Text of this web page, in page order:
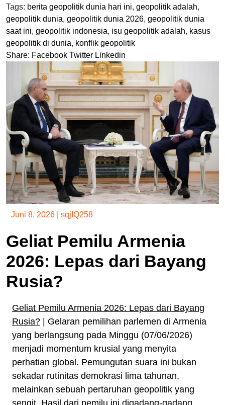
Tags: berita geopolitik dunia hari ini, geopolitik adalah,
geopolitik dunia, geopolitik dunia 2026, geopolitik dunia
saat ini, geopolitik indonesia, isu geopolitik adalah, kasus
geopolitik di dunia, konflik geopolitik
Share: Facebook Twitter Linkedin
Juni 8, 2026 sqjIQ258
Geliat Pemilu Armenia
2026: Lepas dari Bayang
Rusia?
Geliat Pemilu Armenia 2026: Lepas dari Bayang
Rusia? | Gelaran pemilihan parlemen di Armenia
yang berlangsung pada Minggu (07/06/2026)
menjadi momentum krusial yang menyita
perhatian global. Pemungutan suara ini bukan
sekadar rutinitas demokrasi lima tahunan,
melainkan sebuah pertaruhan geopolitik yang